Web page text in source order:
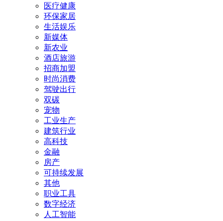
医疗健康
环保家居
生活娱乐
新媒体
新农业
酒店旅游
招商加盟
时尚消费
驾驶出行
双碳
宠物
工业生产
建筑行业
高科技
金融
房产
可持续发展
其他
职业工具
数字经济
人工智能